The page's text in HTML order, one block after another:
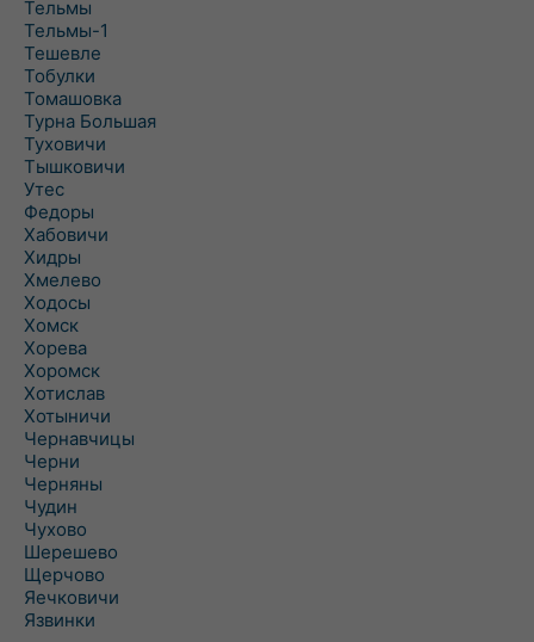
Тельмы
Тельмы-1
Тешевле
Тобулки
Томашовка
Турна Большая
Туховичи
Тышковичи
Утес
Федоры
Хабовичи
Хидры
Хмелево
Ходосы
Хомск
Хорева
Хоромск
Хотислав
Хотыничи
Чернавчицы
Черни
Черняны
Чудин
Чухово
Шерешево
Щерчово
Яечковичи
Язвинки